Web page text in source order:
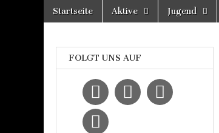
Spvgg.
Quierschied
Offizielle
Main
menu
Skip
Startseite Aktive Jugend
FOLGT UNS AUF